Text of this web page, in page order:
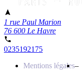
1 rue Paul Marion
76 600 Le Havre
0235192175
Mentions légales